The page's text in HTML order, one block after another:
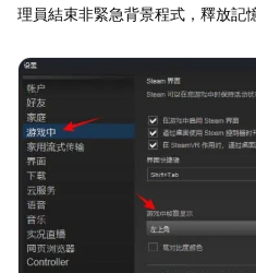
理員結束非緊急背景程式，釋放記